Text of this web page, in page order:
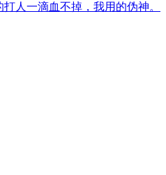
人一滴血不掉，我用的伪神。